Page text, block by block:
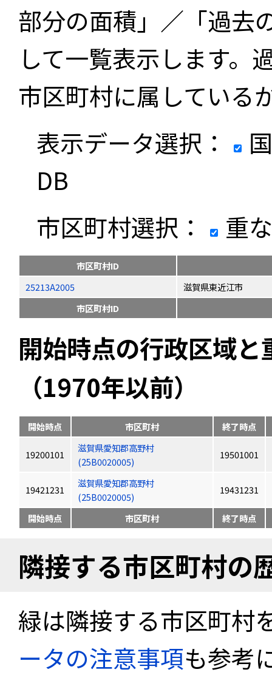
部分の面積」／「過去
して一覧表示します。
市区町村に属している
表示データ選択：
DB
市区町村選択：
重
市区町村ID
25213A2005
滋賀県東近江市
市区町村ID
開始時点の行政区域
（1970年以前）
開始時点 市区町村 終了時点
19200101
滋賀県愛知郡高野村
(25B0020005)
19501001
19421231
滋賀県愛知郡高野村
(25B0020005)
19431231
開始時点 市区町村 終了時点
隣接する市区町村の
緑は隣接する市区町村
ータの注意事項も参考